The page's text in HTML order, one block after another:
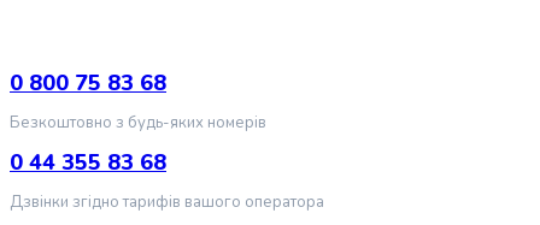
Рулетки
Нашийники
0 800 75 83 68
Безкоштовно з будь-яких номерів
0 44 355 83 68
Дзвінки згідно тарифів вашого оператора